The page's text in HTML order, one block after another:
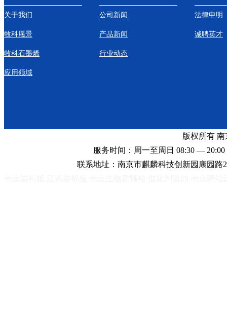
关于我们
牧科愿景
牧科石墨烯
应用领域
公司新闻
产品新闻
行业动态
法律申明
诚聘英才
版权所有
服务时间：周一至周日 08:30 —
联系地址：南京市麒麟科技创新园康园